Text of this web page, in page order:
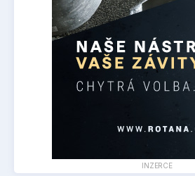
INZERCE